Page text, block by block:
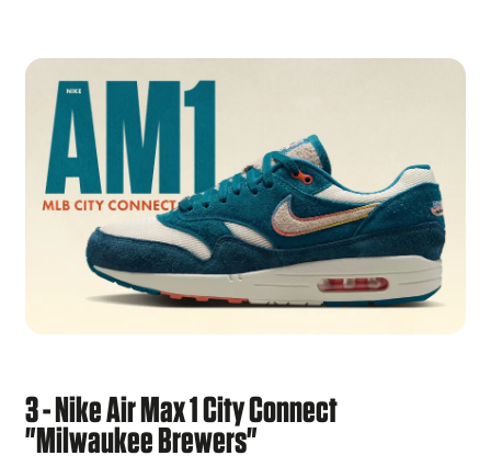
3 - Nike Air Max 1 City Connect
"Milwaukee Brewers"